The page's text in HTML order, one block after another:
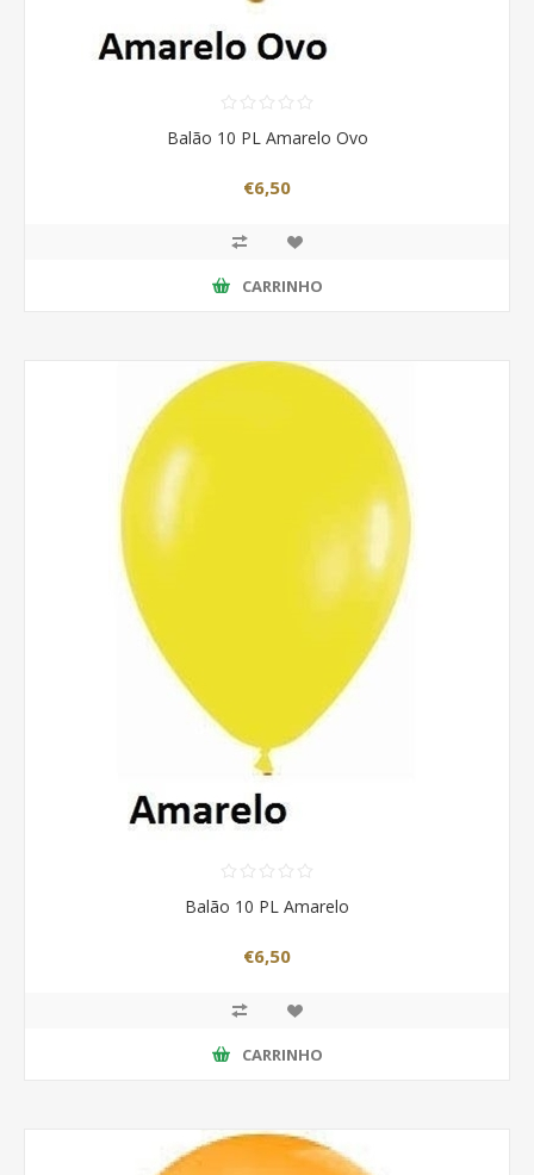
Balão 10 PL Amarelo Ovo
€6,50
CARRINHO
Balão 10 PL Amarelo
€6,50
CARRINHO